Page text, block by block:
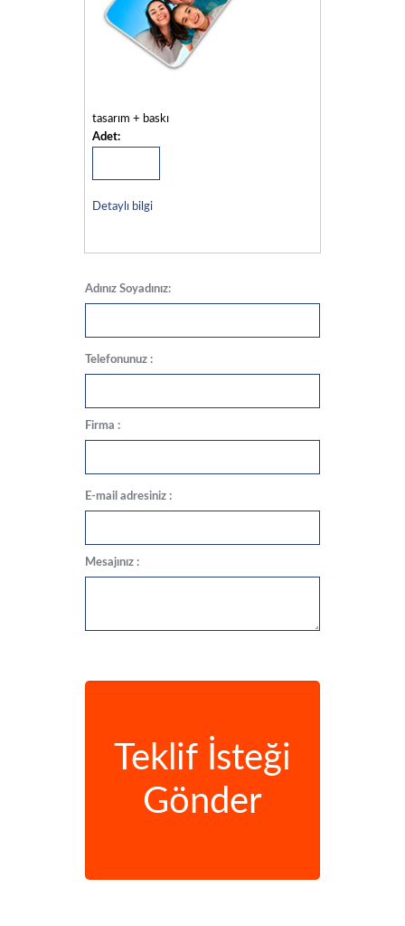
tasarım + baskı
Adet:
Detaylı bilgi
Adınız Soyadınız:
Telefonunuz :
Firma :
E-mail adresiniz :
Mesajınız :
Teklif İsteği
Gönder